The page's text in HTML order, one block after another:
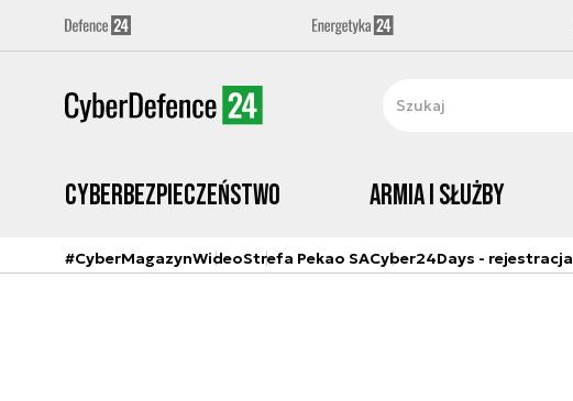
Cyberbezpieczeństwo Armia i Służby
#CyberMagazynWideoStrefa Pekao SACyber24Days - rejestracja